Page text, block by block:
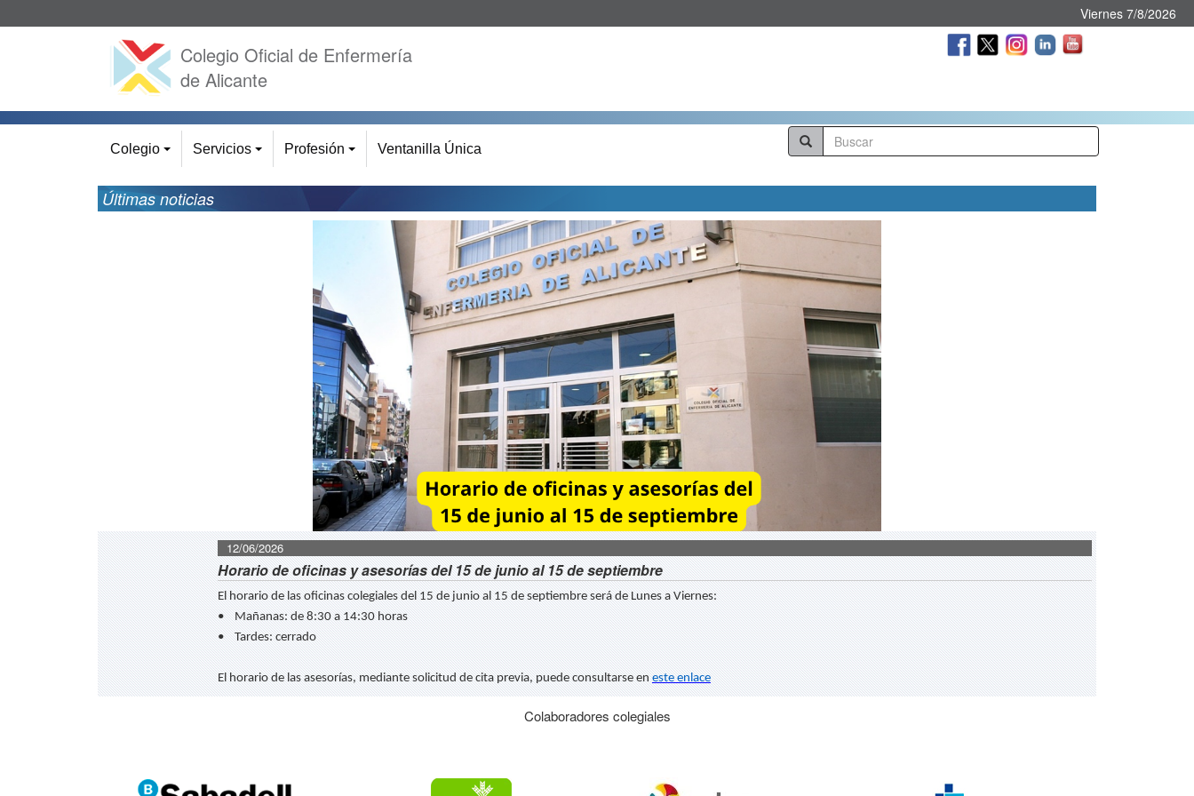
Viernes 7/8/2026
Colegio Oficial de Enfermería
de Alicante
Colegio Servicios Profesión Ventanilla Única
Últimas noticias
12/06/2026
Horario de oficinas y asesorías del 15 de junio al 15 de septiembre
El horario de las oficinas colegiales del 15 de junio al 15 de septiembre será de Lunes a Viernes:
• Mañanas: de 8:30 a 14:30 horas
• Tardes: cerrado
El horario de las asesorías, mediante solicitud de cita previa, puede consultarse en este enlace
Colaboradores colegiales